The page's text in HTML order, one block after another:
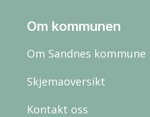
Om kommunen
Om Sandnes kommune
Skjemaoversikt
Kontakt oss